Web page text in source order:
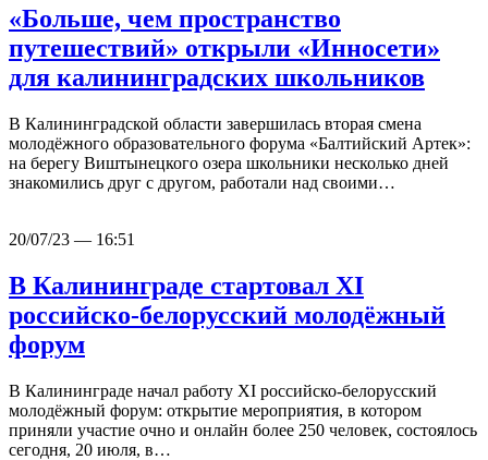
«Больше, чем пространство
путешествий» открыли «Инносети»
для калининградских школьников
В Калининградской области завершилась вторая смена
молодёжного образовательного форума «Балтийский Артек»:
на берегу Виштынецкого озера школьники несколько дней
знакомились друг с другом, работали над своими…
20/07/23 — 16:51
В Калининграде стартовал XI
российско-белорусский молодёжный
форум
В Калининграде начал работу XI российско-белорусский
молодёжный форум: открытие мероприятия, в котором
приняли участие очно и онлайн более 250 человек, состоялось
сегодня, 20 июля, в…